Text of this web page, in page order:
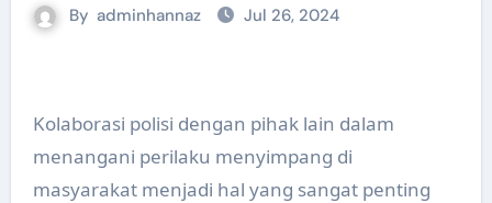
By adminhannaz Jul 26, 2024
Kolaborasi polisi dengan pihak lain dalam
menangani perilaku menyimpang di
masyarakat menjadi hal yang sangat penting